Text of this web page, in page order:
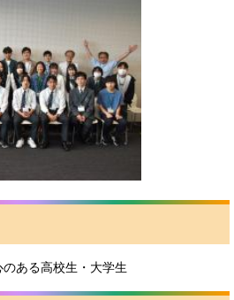
ある高校生・大学生